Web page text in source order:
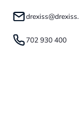
drexiss@
702 930 400